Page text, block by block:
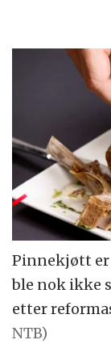
Pinnekjøtt
ble nok ikke
etter
NTB)